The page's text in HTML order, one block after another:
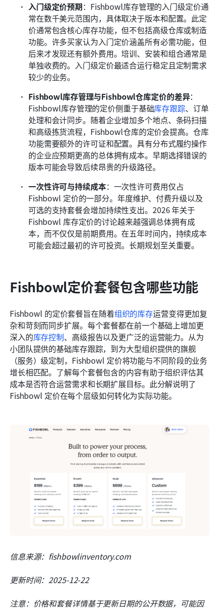
入门级定价预期：Fishbowl库存管理的入门级定价通
常在数千美元范围内，具体取决于版本和配置。此定
价通常包含核心库存功能，但不包括高级仓库或制造
功能。许多买家认为入门定价涵盖所有必需功能，但
后来才发现还有额外费用。培训、安装和组合通常是
单独收费的。入门级定价最适合运行稳定且定制需求
较少的业务。
Fishbowl库存管理与Fishbowl仓库定价的差异：
Fishbowl库存管理的定价侧重于基础库存跟踪、订单
处理和会计同步。随着企业增加多个地点、条码扫描
和高级拣货流程，Fishbowl仓库的定价会提高。仓库
功能需要额外的许可证和配置。具有分布式履约操作
的企业应预期更高的总体拥有成本。早期选择错误的
版本可能会导致后续昂贵的升级路径。
一次性许可与持续成本：一次性许可费用仅占
Fishbowl 定价的一部分。年度维护、付费升级以及
可选的支持套餐会增加持续性支出。2026 年关于
Fishbowl 库存定价的讨论越来越强调总体拥有成
本，而不仅仅是前期费用。在五年时间内，持续成本
可能会超过最初的许可投资。长期规划至关重要。
Fishbowl定价套餐包含哪些功能
Fishbowl 的定价套餐旨在随着组织的库存运营变得更加复
杂和苛刻而同步扩展。每个套餐都在前一个基础上增加更
深入的库存控制、高级报告以及更广泛的运营能力。从为
小团队提供的基础库存跟踪，到为大型组织提供的旗舰
（服务）级定制，Fishbowl 定价将功能与不同阶段的业务
增长相匹配。了解每个套餐包含的内容有助于组织评估其
成本是否符合运营需求和长期扩展目标。此分解说明了
Fishbowl 定价在每个层级如何转化为实际功能。
信息来源：fishbowlinventory.com
更新时间：2025-12-22
注意：价格和套餐详情基于更新日期的公开数据，可能因